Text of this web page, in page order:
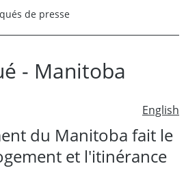
de presse
- Manitoba
English
du Manitoba fait le
et l'itinérance